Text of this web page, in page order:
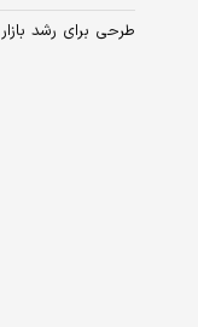
طرحی برای رشد بازار